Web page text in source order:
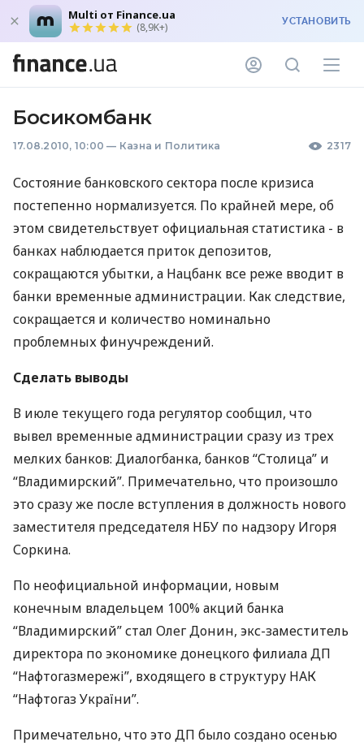
Multi от Finance.ua
(8,9K+) УСТАНОВИТЬ
Босикомбанк
17.08.2010, 10:00 — Казна и Политика 2317
Состояние банковского сектора после кризиса
постепенно нормализуется. По крайней мере, об
этом свидетельствует официальная статистика - в
банках наблюдается приток депозитов,
сокращаются убытки, а Нацбанк все реже вводит в
банки временные администрации. Как следствие,
сокращается и количество номинально
проблемных финучреждений.
Сделать выводы
В июле текущего года регулятор сообщил, что
вывел временные администрации сразу из трех
мелких банков: Диалогбанка, банков “Столица” и
“Владимирский”. Примечательно, что произошло
это сразу же после вступления в должность нового
заместителя председателя НБУ по надзору Игоря
Соркина.
По неофициальной информации, новым
конечным владельцем 100% акций банка
“Владимирский” стал Олег Донин, экс-заместитель
директора по экономике донецкого филиала ДП
“Нафтогазмережі”, входящего в структуру НАК
“Нафтогаз України”.
Примечательно, что это ДП было создано осенью